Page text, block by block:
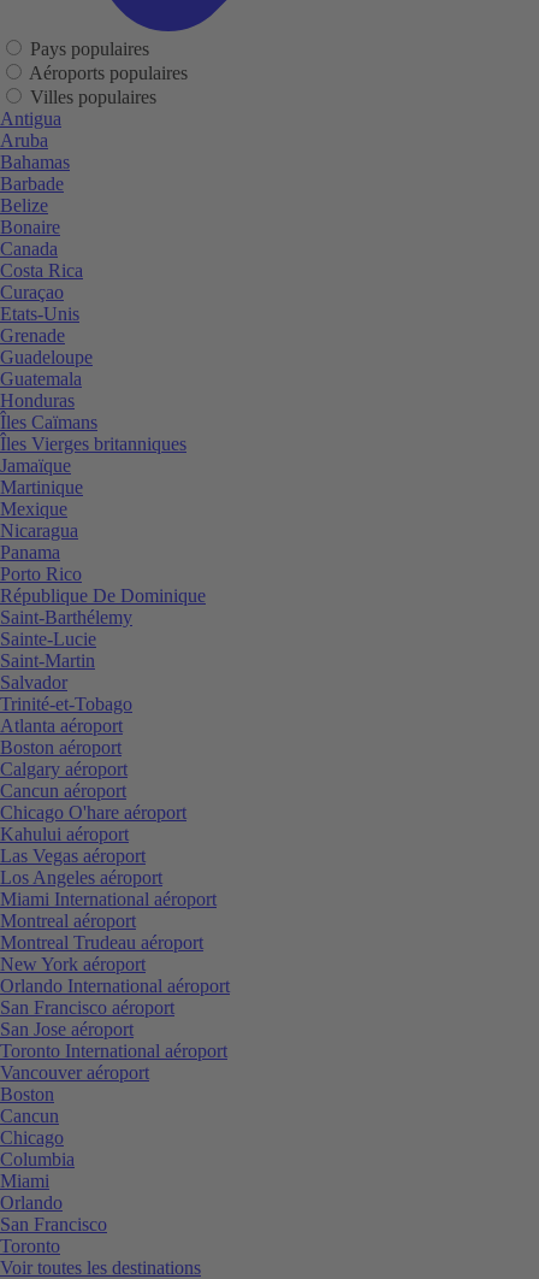
Pays populaires
Aéroports populaires
Villes populaires
Antigua
Aruba
Bahamas
Barbade
Belize
Bonaire
Canada
Costa Rica
Curaçao
Etats-Unis
Grenade
Guadeloupe
Guatemala
Honduras
Îles Caïmans
Îles Vierges britanniques
Jamaïque
Martinique
Mexique
Nicaragua
Panama
Porto Rico
République De Dominique
Saint-Barthélemy
Sainte-Lucie
Saint-Martin
Salvador
Trinité-et-Tobago
Atlanta aéroport
Boston aéroport
Calgary aéroport
Cancun aéroport
Chicago O'hare aéroport
Kahului aéroport
Las Vegas aéroport
Los Angeles aéroport
Miami International aéroport
Montreal aéroport
Montreal Trudeau aéroport
New York aéroport
Orlando International aéroport
San Francisco aéroport
San Jose aéroport
Toronto International aéroport
Vancouver aéroport
Boston
Cancun
Chicago
Columbia
Miami
Orlando
San Francisco
Toronto
Voir toutes les destinations